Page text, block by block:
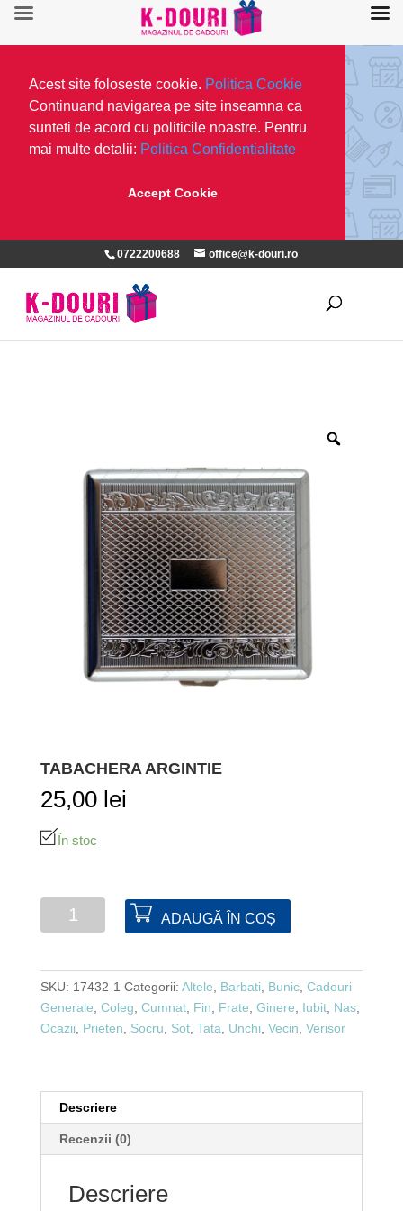
Acest site foloseste cookie. Politica Cookie
Continuand navigarea pe site inseamna ca
sunteti de acord cu politicile noastre. Pentru
mai multe detalii: Politica Confidentialitate
Accept Cookie
0722200688 office@k-douri.ro
TABACHERA ARGINTIE
25,00 lei
În stoc
Cantitate
ADAUGĂ ÎN COȘ
SKU: 17432-1 Categorii: Altele Barbati Bunic, Cadouri
Generale Coleg Cumnat, Fin Frate Ginere Iubit, Nas,
Ocazii
Prieten Socru Sot, Tata Unchi Vecin Verisor
Descriere
Recenzii (0)
Descriere